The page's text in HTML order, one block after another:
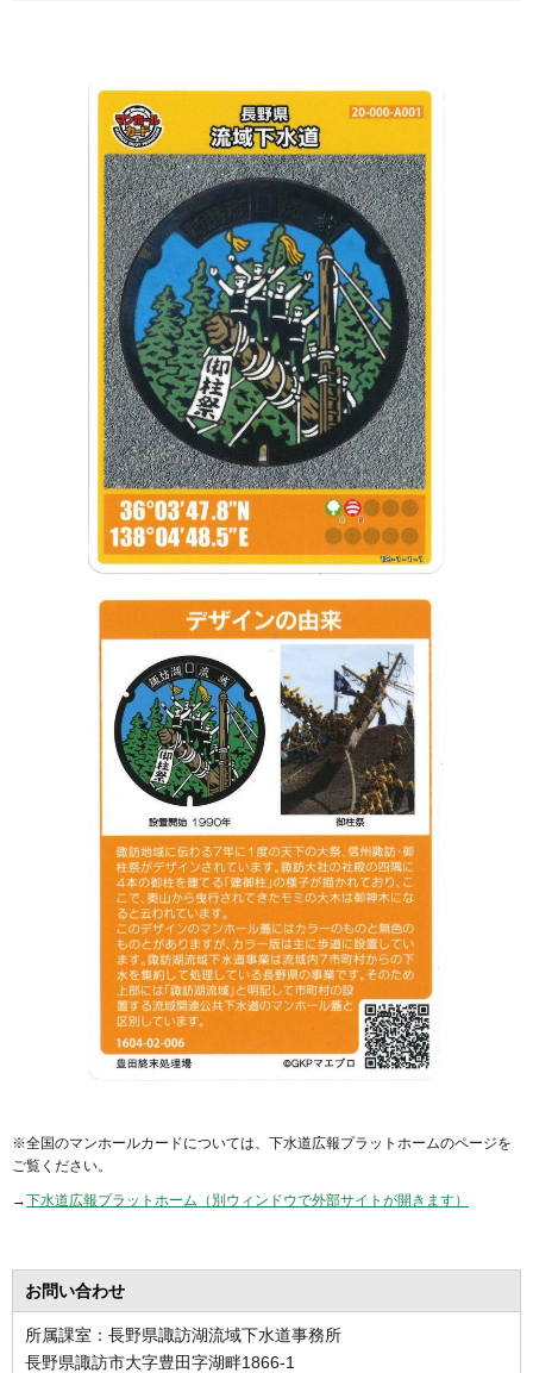
※全国のマンホールカードについては、下水道広報プラットホームのページを
ご覧ください。
→下水道広報プラットホーム（別ウィンドウで外部サイトが開きます）
お問い合わせ
所属課室：長野県諏訪湖流域下水道事務所
長野県諏訪市大字豊田字湖畔1866-1